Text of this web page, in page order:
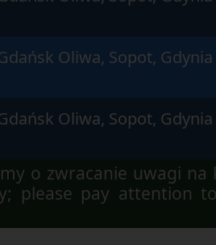
Oliwa, Sopot, Gdynia
Oliwa, Sopot, Gdynia
o zwracanie uwagi na
please pay attention